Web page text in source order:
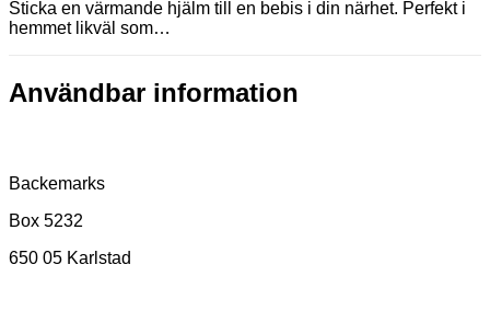
Sticka en värmande hjälm till en bebis i din närhet. Perfekt i
hemmet likväl som…
Användbar information
Backemarks
Box 5232
650 05 Karlstad